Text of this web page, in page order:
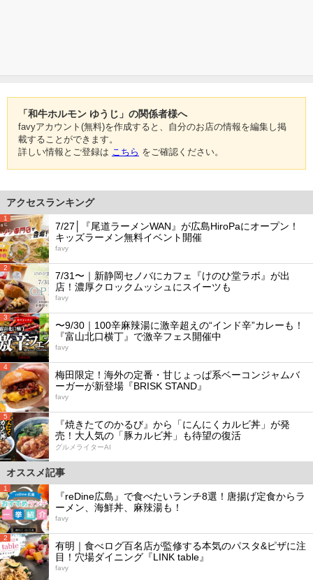
「和牛ホルモン ゆうじ」の関係者様へ
favyアカウント(無料)を作成すると、自分のお店の情報を編集し掲
載することができます。
詳しい情報とご登録は こちら をご確認ください。
アクセスランキング
1
7/27│『尾道ラーメンWAN』が広島HiroPaにオープン！
キッズラーメン無料イベント開催
favy
2
7/31〜｜新静岡セノバにカフェ『けのひ堂ラボ』が出
店！濃厚クロックムッシュにスイーツも
favy
3
〜9/30｜100辛麻辣湯に激辛超えの“インド辛”カレーも！
『富山北口横丁』で激辛フェス開催中
favy
4
梅田限定！海外の定番・甘じょっぱ系ベーコンジャムバ
ーガーが新登場『BRISK STAND』
favy
5
『焼きたてのかるび』から「にんにくカルビ丼」が発
売！大人気の「豚カルビ丼」も待望の復活
グルメライターAI
オススメ記事
1
『reDine広島』で食べたいランチ8選！唐揚げ定食からラ
ーメン、海鮮丼、麻辣湯も！
favy
2
有明｜食べログ百名店が監修する本気のパスタ&ピザに注
目！穴場ダイニング『LINK table』
favy